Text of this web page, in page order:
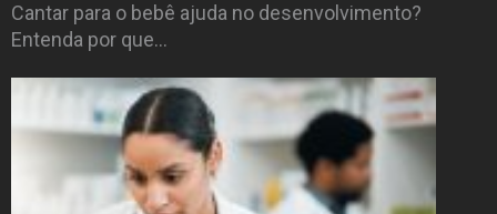
Cantar para o bebê ajuda no desenvolvimento?
Entenda por que…